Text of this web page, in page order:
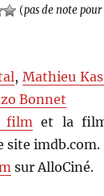
(pas de note
,Mathieu
Bonnet
filmet la
site imdb.com.
sur AlloCiné.